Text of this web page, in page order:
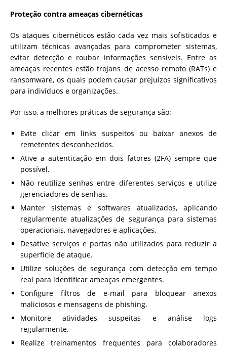
Proteção contra ameaças cibernéticas
Os ataques cibernéticos estão cada vez mais sofisticados e
utilizam técnicas avançadas para comprometer sistemas,
evitar detecção e roubar informações sensíveis. Entre as
ameaças recentes estão trojans de acesso remoto (RATs) e
ransomware, os quais podem causar prejuízos significativos
para indivíduos e organizações.
Por isso, a melhores práticas de segurança são:
Evite clicar em links suspeitos ou baixar anexos de
remetentes desconhecidos.
Ative a autenticação em dois fatores (2FA) sempre que
possível.
Não reutilize senhas entre diferentes serviços e utilize
gerenciadores de senhas.
Manter sistemas e softwares atualizados, aplicando
regularmente atualizações de segurança para sistemas
operacionais, navegadores e aplicações.
Desative serviços e portas não utilizados para reduzir a
superfície de ataque.
Utilize soluções de segurança com detecção em tempo
real para identificar ameaças emergentes.
Configure filtros de e-mail para bloquear anexos
maliciosos e mensagens de phishing.
Monitore atividades suspeitas e análise logs
regularmente.
Realize treinamentos frequentes para colaboradores